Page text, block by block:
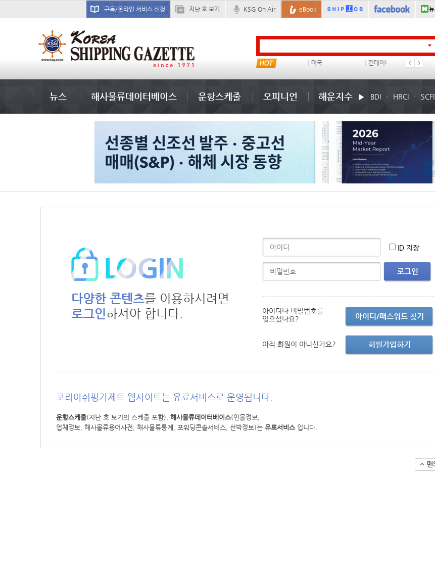
구독/온라인 서비스 신청 지난 호 보기 KSG On Air eBook
미중 컨테이너 임대사 석도
뉴스 해사물류데이터베이스 운항스케줄 오피니언 해운지수 BDI HRCI SCFI
다양한 콘텐츠를 이용하시려면
로그인하셔야 합니다.
로그인
ID 저장
아이디/패스워드 찾기
아이디나 비밀번호를
잊으셨나요?
회원가입하기
아직 회원이 아니신가요?
코리아쉬핑가제트 웹사이트는 유료서비스로 운영됩니다.
운항스케줄(지난 호 보기의 스케줄 포함), 해사물류데이터베이스(인물정보,
업체정보, 해사물류용어사전, 해사물류통계, 포워딩콘솔서비스, 선박정보)는 유료서비스입니다.